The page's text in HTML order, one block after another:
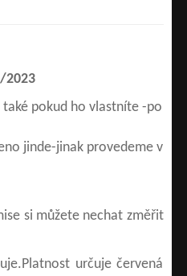
2023
také pokud ho vlastníte -po
jinde-jinak provedeme v
si můžete nechat změřit
určuje červená